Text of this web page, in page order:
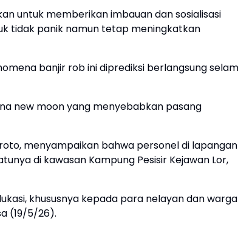
untuk memberikan imbauan dan sosialisasi
tidak panik namun tetap meningkatkan
banjir rob ini diprediksi berlangsung
new moon yang menyebabkan pasang
menyampaikan bahwa personel di lapangan
di kawasan Kampung Pesisir Kejawan Lor,
khususnya kepada para nelayan dan warga
(19/5/26).